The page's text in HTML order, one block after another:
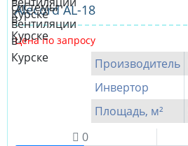
Alecord AL-18
Цена по запросу
Производитель
Инвертор
Площадь, м²
0